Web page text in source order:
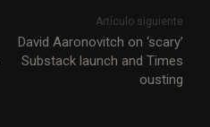
Artículo siguiente
David Aaronovitch on ‘scary’
Substack launch and Times
ousting